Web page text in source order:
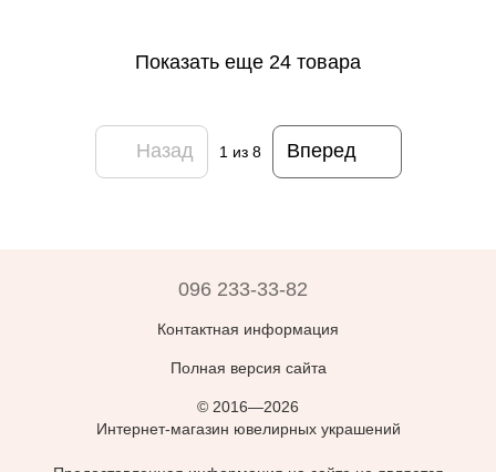
Показать еще 24 товара
Назад 1 из 8 Вперед
096 233-33-82
Контактная информация
Полная версия сайта
© 2016—2026
Интернет-магазин ювелирных украшений